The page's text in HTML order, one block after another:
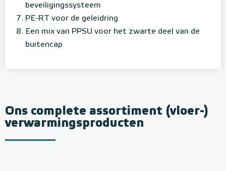
beveiligingssysteem
PE-RT voor de geleidring
Een mix van PPSU voor het zwarte deel van de
buitencap
Ons complete assortiment (vloer-)
verwarmingsproducten